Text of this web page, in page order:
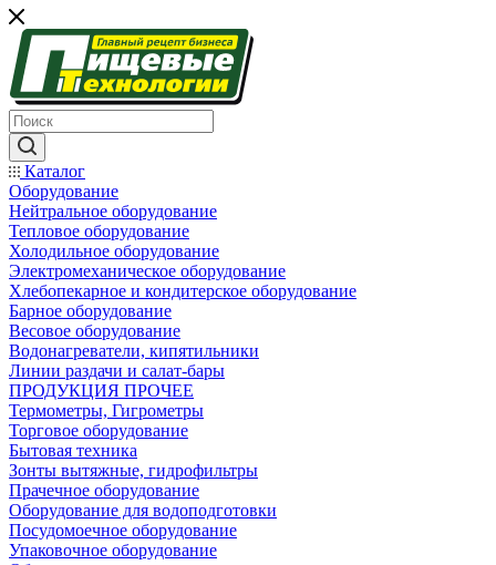
Каталог
Оборудование
Нейтральное оборудование
Тепловое оборудование
Холодильное оборудование
Электромеханическое оборудование
Хлебопекарное и кондитерское оборудование
Барное оборудование
Весовое оборудование
Водонагреватели, кипятильники
Линии раздачи и салат-бары
ПРОДУКЦИЯ ПРОЧЕЕ
Термометры, Гигрометры
Торговое оборудование
Бытовая техника
Зонты вытяжные, гидрофильтры
Прачечное оборудование
Оборудование для водоподготовки
Посудомоечное оборудование
Упаковочное оборудование